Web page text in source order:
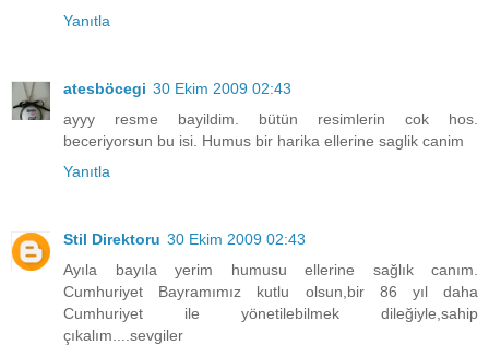
Yanıtla
atesböcegi 30 Ekim 2009 02:43
ayyy resme bayildim. bütün resimlerin cok hos.
beceriyorsun bu isi. Humus bir harika ellerine saglik canim
Yanıtla
Stil Direktoru 30 Ekim 2009 02:43
Ayıla bayıla yerim humusu ellerine sağlık canım.
Cumhuriyet Bayramımız kutlu olsun,bir 86 yıl daha
Cumhuriyet ile yönetilebilmek dileğiyle,sahip
çıkalım....sevgiler